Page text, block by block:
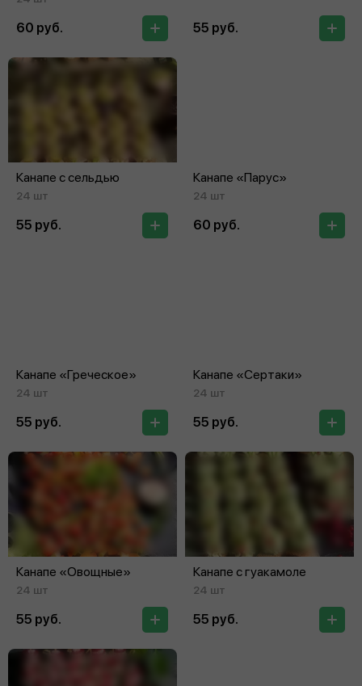
60 руб. 55 руб.
Канапе с сельдью
24 шт
55 руб.
Канапе «Парус»
24 шт
60 руб.
Канапе «Греческое»
24 шт
55 руб.
Канапе «Сертаки»
24 шт
55 руб.
Канапе «Овощные»
24 шт
55 руб.
Канапе с гуакамоле
24 шт
55 руб.